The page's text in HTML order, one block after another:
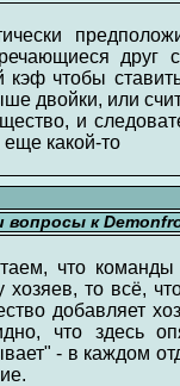
кэф чтобы
двойки, или
и
какой-то
вопросы к
что
хозяев, то всё,
добавляет
что здесь
- в каждом